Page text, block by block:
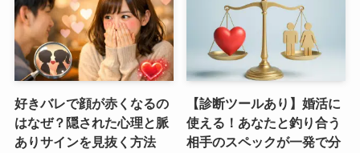
好きバレで顔が赤くなるの
はなぜ？隠された心理と脈
ありサインを見抜く方法
【診断ツールあり】婚活に
使える！あなたと釣り合う
相手のスペックが一発で分